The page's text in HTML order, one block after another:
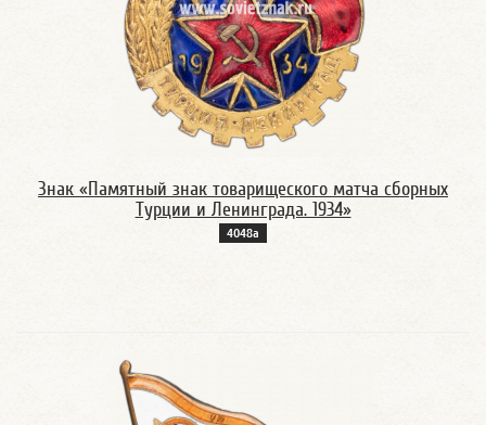
Знак «Памятный знак товарищеского матча сборных
Турции и Ленинграда. 1934»
4048а